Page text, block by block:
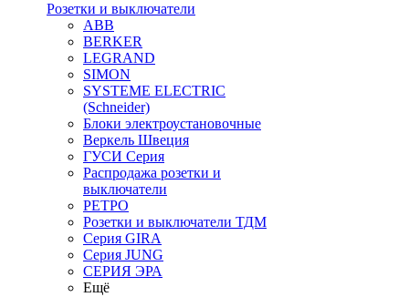
Розетки и выключатели
ABB
BERKER
LEGRAND
SIMON
SYSTEME ELECTRIC
(Schneider)
Блоки электроустановочные
Веркель Швеция
ГУСИ Серия
Распродажа розетки и
выключатели
РЕТРО
Розетки и выключатели ТДМ
Серия GIRA
Серия JUNG
СЕРИЯ ЭРА
Ещё